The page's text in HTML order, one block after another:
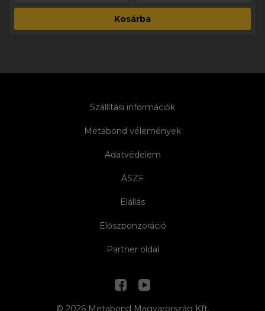
Kosárba
© 2026 Metabond Magyarország Kft.
Szállítási információk
Metabond vélemények
Adatvédelem
ÁSZF
Elállás
Előszponzoráció
Partner oldal